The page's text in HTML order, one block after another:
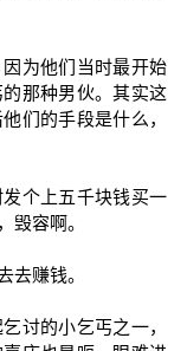
为他们当时最开始
那种男伙。其实这
们的手段是什么，
个上五千块钱买一
毁容啊。
去赚钱。
讨的小乞丐之一，